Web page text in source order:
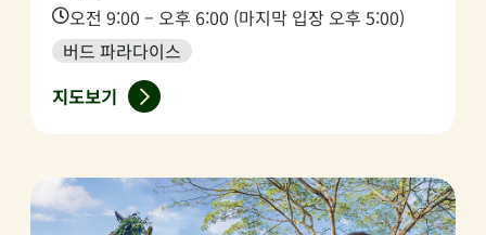
Time:
오전 9:00 – 오후 6:00 (마지막 입장 오후 5:00)
버드 파라다이스
지도보기